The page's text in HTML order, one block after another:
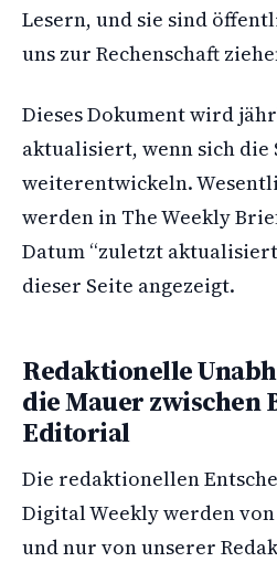
Lesern, und sie sind
uns zur Rechenschaft
Dieses Dokument wird
aktualisiert, wenn sich die
weiterentwickeln.
werden in The Weekly
Datum “zuletzt
dieser Seite angezeigt.
Redaktionelle
die Mauer zwischen
Editorial
Die redaktionellen
Digital Weekly werden
und nur von unserer